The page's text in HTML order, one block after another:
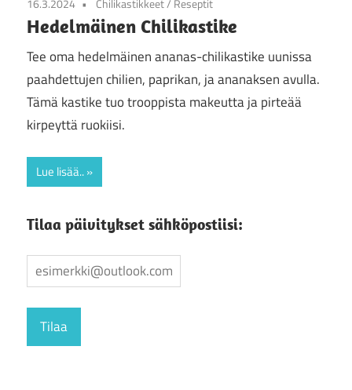
Hedelmäinen Chilikastike
Tee oma hedelmäinen ananas-chilikastike uunissa
paahdettujen chilien, paprikan, ja ananaksen avulla.
Tämä kastike tuo trooppista makeutta ja pirteää
kirpeyttä ruokiisi.
Lue lisää..
Tilaa päivitykset sähköpostiisi: